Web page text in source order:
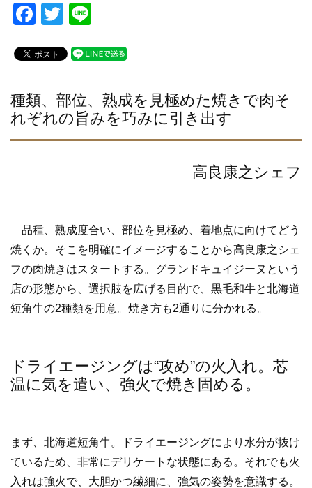
F
c
b
o
o
T
tt
e
種類、部位、熟成を見極めた焼きで肉そ
れぞれの旨みを巧みに引き出す
高良康之シェフ
品種、熟成度合い、部位を見極め、着地点に向けてどう
焼くか。そこを明確にイメージすることから高良康之シェ
フの肉焼きはスタートする。グランドキュイジーヌという
店の形態から、選択肢を広げる目的で、黒毛和牛と北海道
短角牛の2種類を用意。焼き方も2通りに分かれる。
ドライエージングは“攻め”の火入れ。芯
温に気を遣い、強火で焼き固める。
まず、北海道短角牛。ドライエージングにより水分が抜け
ているため、非常にデリケートな状態にある。それでも火
入れは強火で、大胆かつ繊細に、強気の姿勢を意識する。